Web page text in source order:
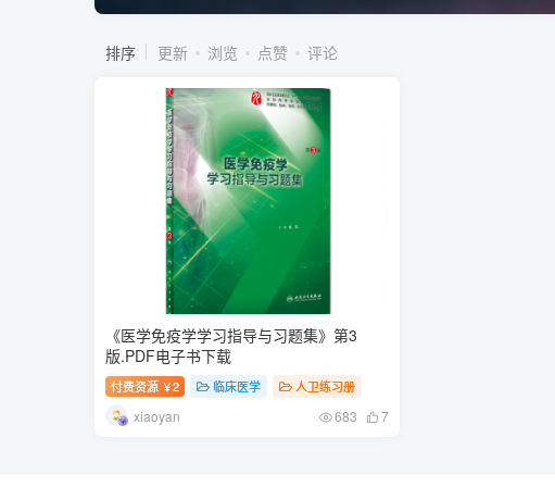
排序 更新 浏览 点赞 评论
《医学免疫学学习指导与习题集》第3
版.PDF电子书下载
付费资源 ￥2 临床医学 人卫练习册
xiaoyan 683 7